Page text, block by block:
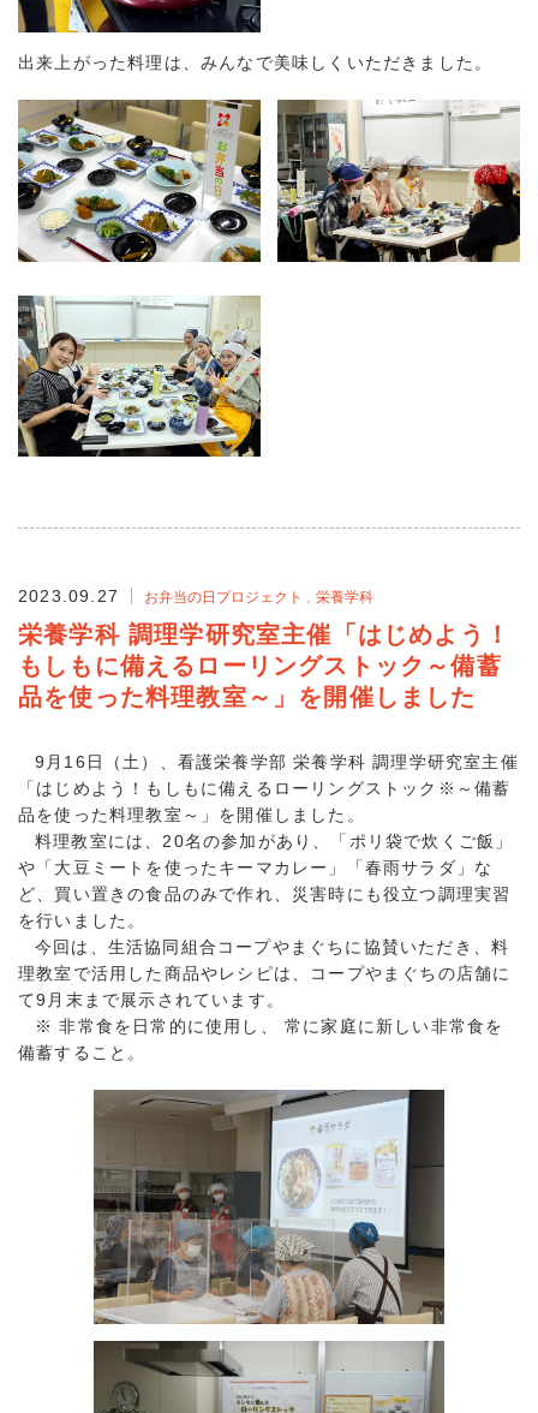
出来上がった料理は、みんなで美味しくいただきました。
2023.09.27 お弁当の日プロジェクト 栄養学科
栄養学科 調理学研究室主催「はじめよう！
もしもに備えるローリングストック～備蓄
品を使った料理教室～」を開催しました
9月16日（土）、看護栄養学部 栄養学科 調理学研究室主催
「はじめよう！もしもに備えるローリングストック※～備蓄
品を使った料理教室～」を開催しました。
料理教室には、20名の参加があり、「ポリ袋で炊くご飯」
や「大豆ミートを使ったキーマカレー」「春雨サラダ」な
ど、買い置きの食品のみで作れ、災害時にも役立つ調理実習
を行いました。
今回は、生活協同組合コープやまぐちに協賛いただき、料
理教室で活用した商品やレシピは、コープやまぐちの店舗に
て9月末まで展示されています。
※ 非常食を日常的に使用し、 常に家庭に新しい非常食を
備蓄すること。